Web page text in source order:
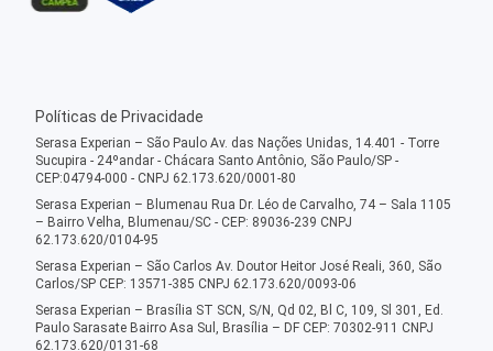
Políticas de Privacidade
Serasa Experian – São Paulo Av. das Nações Unidas, 14.401 - Torre
Sucupira - 24ºandar - Chácara Santo Antônio, São Paulo/SP -
CEP:04794-000 - CNPJ 62.173.620/0001-80
Serasa Experian – Blumenau Rua Dr. Léo de Carvalho, 74 – Sala 1105
– Bairro Velha, Blumenau/SC - CEP: 89036-239 CNPJ
62.173.620/0104-95
Serasa Experian – São Carlos Av. Doutor Heitor José Reali, 360, São
Carlos/SP CEP: 13571-385 CNPJ 62.173.620/0093-06
Serasa Experian – Brasília ST SCN, S/N, Qd 02, Bl C, 109, Sl 301, Ed.
Paulo Sarasate Bairro Asa Sul, Brasília – DF CEP: 70302-911 CNPJ
62.173.620/0131-68